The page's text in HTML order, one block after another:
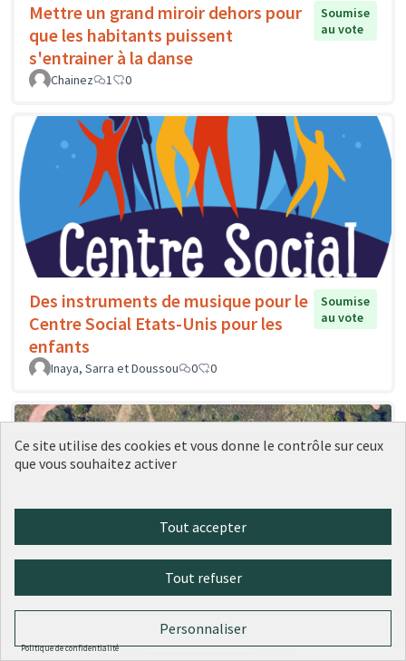
Mettre un grand miroir dehors pour
que les habitants puissent
s'entrainer à la danse
Soumise
au vote
Chainez 1 0
Des instruments de musique pour le
Centre Social Etats-Unis pour les
enfants
Soumise
au vote
Inaya, Sarra et Doussou 0 0
Ce site utilise des cookies et vous donne le contrôle sur ceux
que vous souhaitez activer
Tout accepter
Tout refuser
Personnaliser
Politique de confidentialité